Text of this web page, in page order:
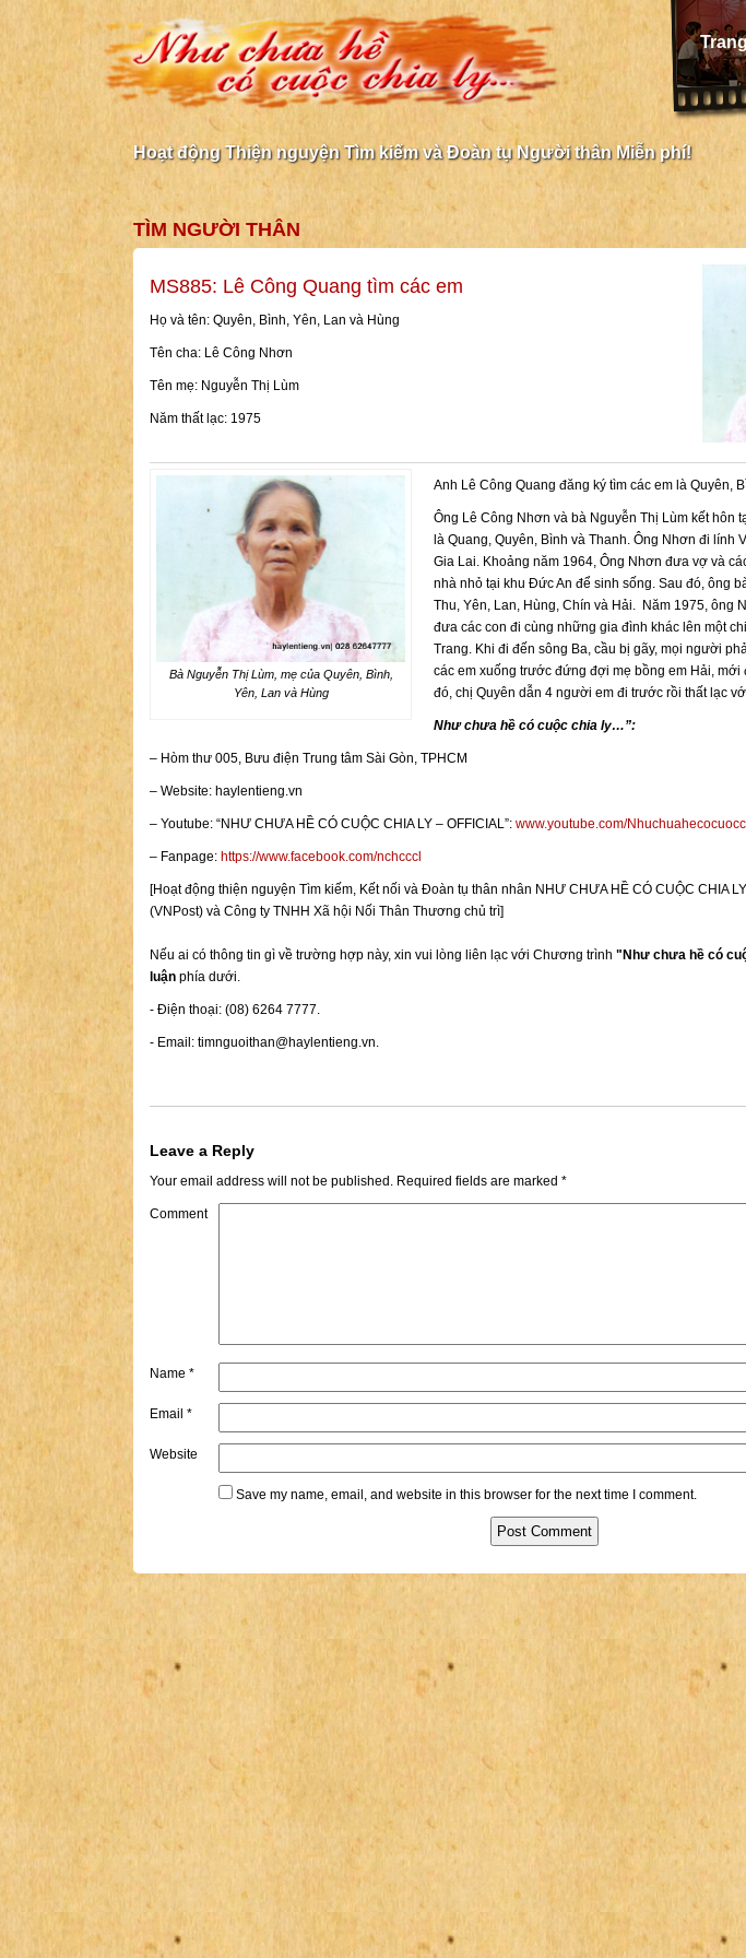
Hoạt động Thiện nguyện Tìm kiếm và Đoàn tụ Người thân Miễn phí!
TÌM NGƯỜI THÂN
MS885: Lê Công Quang tìm các em
Họ và tên: Quyên, Bình, Yên, Lan và Hùng
Tên cha: Lê Công Nhơn
Tên mẹ: Nguyễn Thị Lùm
Năm thất lạc: 1975
Bà Nguyễn Thị Lùm, mẹ của Quyên, Bình,
Yên, Lan và Hùng
Anh Lê Công Quang đăng ký tìm các em là Quyên,
Ông Lê Công Nhơn và bà Nguyễn Thị Lùm kết hôn
là Quang, Quyên, Bình và Thanh. Ông Nhơn đi lính
Gia Lai. Khoảng năm 1964, Ông Nhơn đưa vợ và
nhà nhỏ tại khu Đức An để sinh sống. Sau đó, ông
Thu, Yên, Lan, Hùng, Chín và Hải. Năm 1975, ông
đưa các con đi cùng những gia đình khác lên một
Trang. Khi đi đến sông Ba, cầu bị gãy, mọi người
các em xuống trước đứng đợi mẹ bồng em Hải, mới
đó, chị Quyên dẫn 4 người em đi trước rồi thất lạc
Như chưa hề có cuộc chia ly…”:
– Hòm thư 005, Bưu điện Trung tâm Sài Gòn, TPHCM
– Website: haylentieng.vn
– Youtube: “NHƯ CHƯA HỀ CÓ CUỘC CHIA LY – OFFICIAL”: www.youtube.com/
– Fanpage: https://www.facebook.com/nchcccl
[Hoạt động thiện nguyện Tìm kiếm, Kết nối và Đoàn tụ thân nhân NHƯ CHƯA HỀ CÓ CUỘC CHIA
(VNPost) và Công ty TNHH Xã hội Nối Thân Thương chủ trì]
Nếu ai có thông tin gì về trường hợp này, xin vui lòng liên lạc với Chương trình "Như chưa hề có
luận phía dưới.
- Điện thoại: (08) 6264 7777.
- Email: timnguoithan@haylentieng.vn
Leave a Reply
Your email address will not be published. Required fields are marked *
Comment
Name *
Email *
Website
Save my name, email, and website in this browser for the next time I comment.